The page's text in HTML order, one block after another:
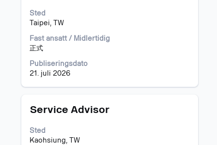
Sted
Taipei, TW
Fast ansatt / Midlertidig
正式
Publiseringsdato
21. juli 2026
å
vise
det
fullstendige
innholdet
i
jobbinformasjonen.
Tittel
Service Advisor
Sted
Kaohsiung, TW
Velg
mellomromstasten
for